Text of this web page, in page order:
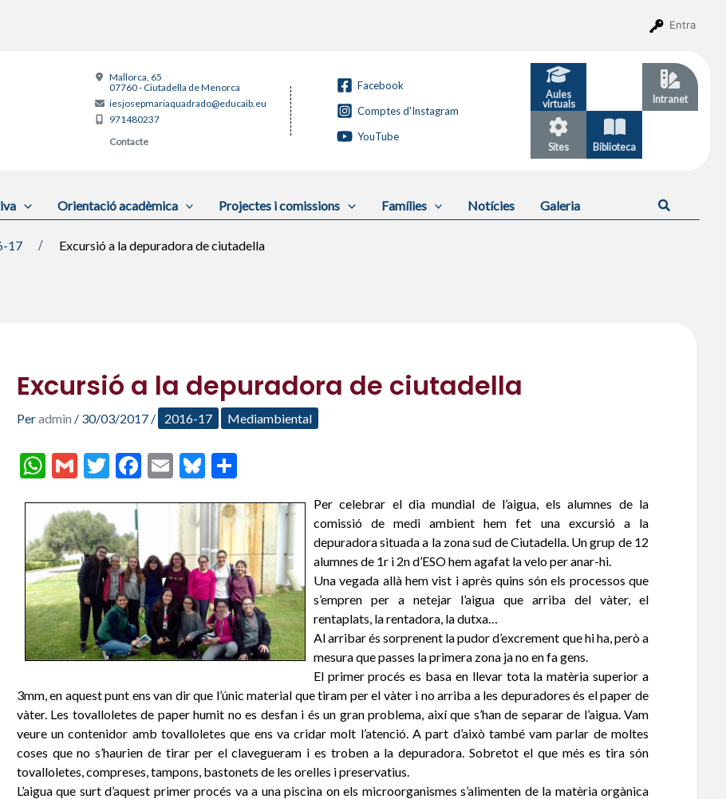
Entra
Mallorca, 65
07760 - Ciutadella de Menorca
iesjosepmariaquadrado@educaib.eu
971480237
Contacte
Facebook
Comptes d'Instagram
YouTube
Aules
virtuals
Intranet
Sites Biblioteca
Orientació acadèmica Projectes i comissions Famílies Notícies Galeria Cerca
17 Excursió a la depuradora de ciutadella
Excursió a la depuradora de ciutadella
Peradmin / 30/03/2017 / 2016-17 Mediambiental
W
at
s
A
p
p
G
ai
l
T
itt
er
F
o
o
k
E
ai
Bl
es
ky
C
m
p
ar
te
ix
Per celebrar el dia mundial de l’aigua, els alumnes de la
comissió de medi ambient hem fet una excursió a la
depuradora situada a la zona sud de Ciutadella. Un grup de 12
alumnes de 1r i 2n d’ESO hem agafat la velo per anar-hi.
Una vegada allà hem vist i après quins són els processos que
s’empren per a netejar l’aigua que arriba del vàter, el
rentaplats, la rentadora, la dutxa…
Al arribar és sorprenent la pudor d’excrement que hi ha, però a
mesura que passes la primera zona ja no en fa gens.
El primer procés es basa en llevar tota la matèria superior a
3mm, en aquest punt ens van dir que l’únic material que tiram per el vàter i no arriba a les depuradores és el paper de
vàter. Les tovalloletes de paper humit no es desfan i és un gran problema, així que s’han de separar de l’aigua. Vam
veure un contenidor amb tovalloletes que ens va cridar molt l’atenció. A part d’això també vam parlar de moltes
coses que no s’haurien de tirar per el clavegueram i es troben a la depuradora. Sobretot el que més es tira són
tovalloletes, compreses, tampons, bastonets de les orelles i preservatius.
L’aigua que surt d’aquest primer procés va a una piscina on els microorganismes s’alimenten de la matèria orgànica